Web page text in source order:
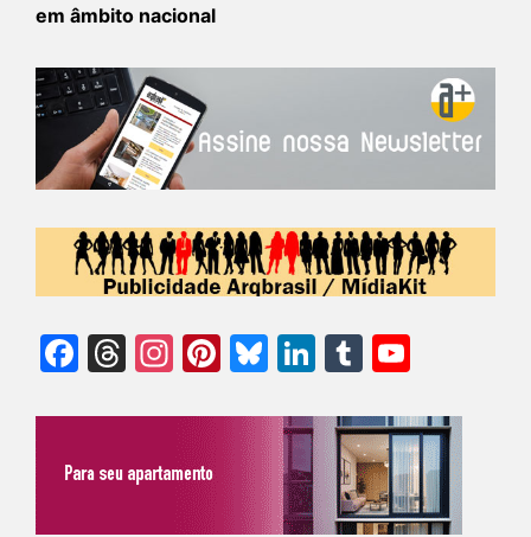
em âmbito nacional
Facebook
Threads
Instagram
Pinterest
Bluesky
LinkedIn
Tumblr